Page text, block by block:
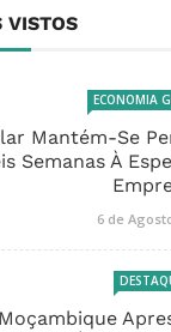
VISTOS
ECONOMIA
Mantém-Se
Semanas À
6 de
Moçambique